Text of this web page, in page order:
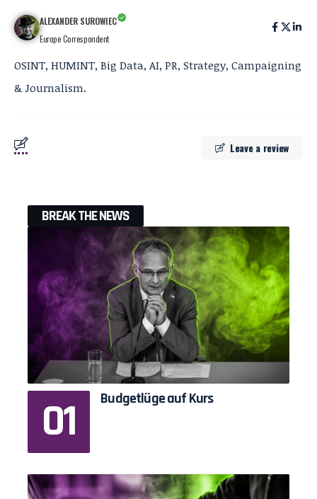
ALEXANDER SUROWIEC
Europe Correspondent
OSINT, HUMINT, Big Data, AI, PR, Strategy, Campaigning
& Journalism.
Leave a review
BREAK THE NEWS
Budgetlüge auf Kurs